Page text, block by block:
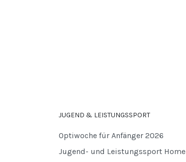
JUGEND & LEISTUNGSSPORT
Optiwoche für Anfänger 2026
Jugend- und Leistungssport Home